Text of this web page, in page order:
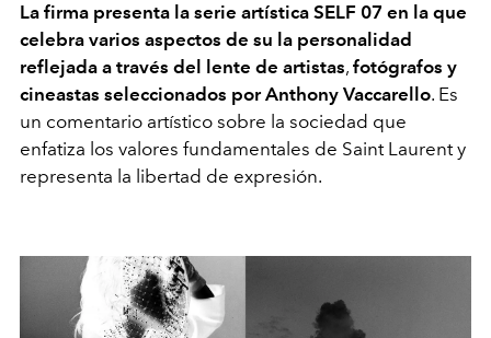
La firma presenta la serie artística SELF 07 en la que
celebra varios aspectos de su la personalidad
reflejada a través del lente de artistas, fotógrafos y
cineastas seleccionados por Anthony Vaccarello. Es
un comentario artístico sobre la sociedad que
enfatiza los valores fundamentales de Saint Laurent y
representa la libertad de expresión.